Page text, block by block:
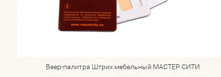
Веер-палитра Штрих мебельный МАСТЕР СИТИ